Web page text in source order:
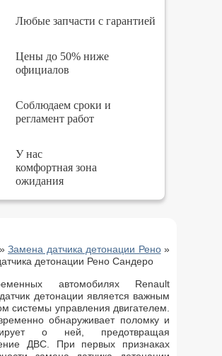
Любые запчасти с гарантией
Цены до 50% ниже
официалов
Соблюдаем сроки и
регламент работ
У нас
комфортная зона
ожидания
» Замена датчика детонации Рено»
детонации Рено Сандеро
автомобилях Renault
детонации является важным
системы управления двигателем.
обнаруживает поломку и
о ней, предотвращая
ДВС. При первых признаках